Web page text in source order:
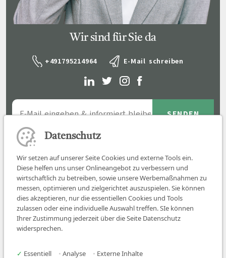
Wir sind für Sie da
+491795214964 E-Mail schreiben
Job finden
Datenschutz
Wir setzen auf unserer Seite Cookies und externe Tools ein.
Diese helfen uns unser Onlineangebot zu verbessern und
wirtschaftlich zu betreiben, sowie unsere Werbemaßnahmen zu
messen, optimieren und zielgerichtet auszuspielen. Sie können
dies akzeptieren, nur die essentiellen Cookies und Tools
zulassen oder eine individuelle Auswahl treffen. SIe können
Ihrer Zustimmung jederzeit über die Seite Datenschutz
widersprechen.
✓ Essentiell • Analyse • Externe Inhalte